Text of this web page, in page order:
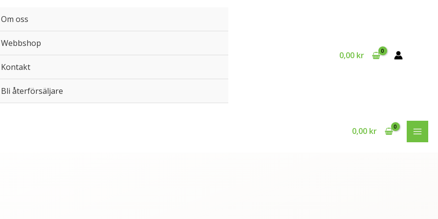
Om oss
Webbshop
Kontakt
Bli återförsäljare
0,00 kr
0,00 kr